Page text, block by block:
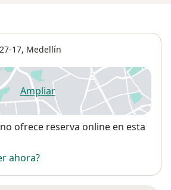
17, Medellín
Ampliarse abre en una nueva
ofrece reserva online en esta
ahora?